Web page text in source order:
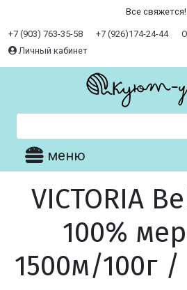
Все свяжется!
+7 (903) 763-35-58 +7 (926)174-24-44
Личный кабинет
меню
VICTORIA
100%
1500м/100г